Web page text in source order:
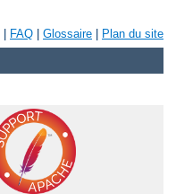
FAQ Glossaire Plan du site